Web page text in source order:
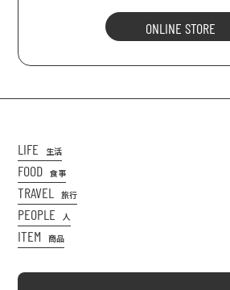
ONLINE STORE
LIFE 生活
FOOD 食事
TRAVEL 旅行
PEOPLE 人
ITEM 商品